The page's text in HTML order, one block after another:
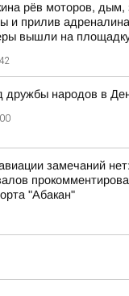
рёв моторов, дым,
и прилив
вышли на
дружбы народов в
замечаний
"Абакан"